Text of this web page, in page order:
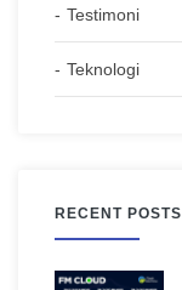
Testimoni
Teknologi
RECENT POSTS